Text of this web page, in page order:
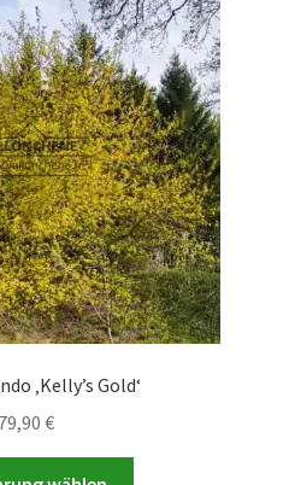
Die
Optionen
können
auf
der
Produktseite
gewählt
werden
‚Kelly’s Gold‘
79,90 €